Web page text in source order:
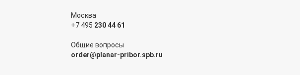
Москва
+7 495 230 44 61
Общие вопросы
order@planar-pribor.spb.ru